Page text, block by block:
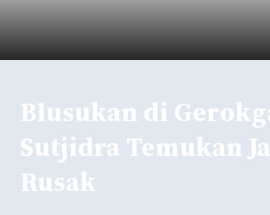
Blusukan di
Sutjidra Temukan
Rusak